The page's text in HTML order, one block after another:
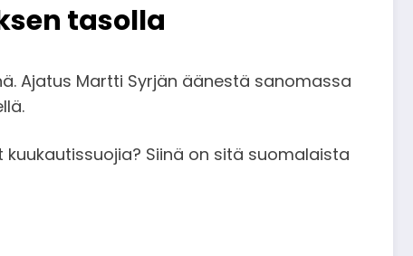
tasolla
Ajatus Martti Syrjän äänestä sanomassa
kuukautissuojia? Siinä on sitä suomalaista